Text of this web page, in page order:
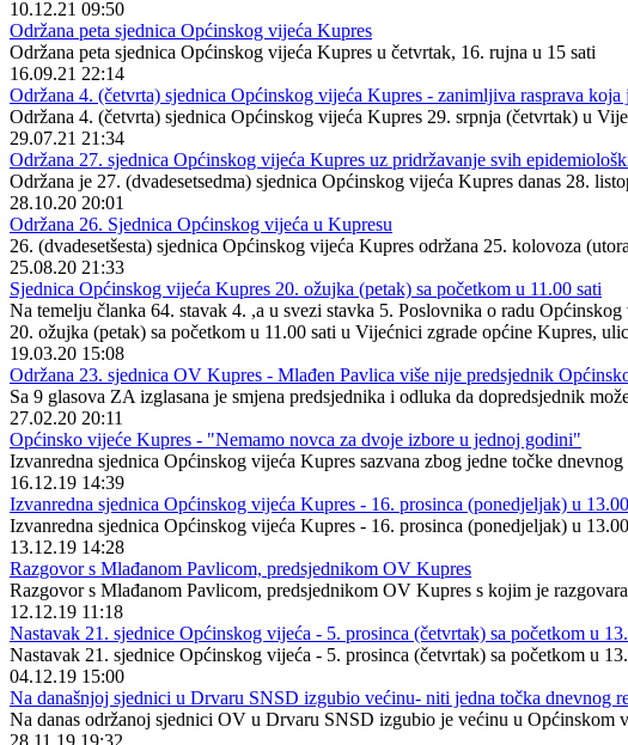
10.12.21 09:50
Održana peta sjednica Općinskog vijeća Kupres
Održana peta sjednica Općinskog vijeća Kupres u četvrtak, 16. rujna u 15 sati
16.09.21 22:14
Održana 4. (četvrta) sjednica Općinskog vijeća Kupres - zanimljiva rasprava
Održana 4. (četvrta) sjednica Općinskog vijeća Kupres 29. srpnja (četvrtak) u
29.07.21 21:34
Održana 27. sjednica Općinskog vijeća Kupres uz pridržavanje svih
Održana je 27. (dvadesetsedma) sjednica Općinskog vijeća Kupres danas 28.
28.10.20 20:01
Održana 26. Sjednica Općinskog vijeća u Kupresu
26. (dvadesetšesta) sjednica Općinskog vijeća Kupres održana 25. kolovoza
25.08.20 21:33
Sjednica Općinskog vijeća Kupres 20. ožujka (petak) sa početkom u 11.00 sati
Na temelju članka 64. stavak 4. ,a u svezi stavka 5. Poslovnika o radu
20. ožujka (petak) sa početkom u 11.00 sati u Vijećnici zgrade općine Kupres,
19.03.20 15:08
Održana 23. sjednica OV Kupres - Mlađen Pavlica više nije predsjednik
Sa 9 glasova ZA izglasana je smjena predsjednika i odluka da dopredsjednik
27.02.20 20:11
Općinsko vijeće Kupres - "Nemamo novca za dvoje izbore u jednoj godini"
Izvanredna sjednica Općinskog vijeća Kupres sazvana zbog jedne točke
16.12.19 14:39
Izvanredna sjednica Općinskog vijeća Kupres - 16. prosinca (ponedjeljak) u
Izvanredna sjednica Općinskog vijeća Kupres - 16. prosinca (ponedjeljak) u
13.12.19 14:28
Razgovor s Mlađanom Pavlicom, predsjednikom OV Kupres
Razgovor s Mlađanom Pavlicom, predsjednikom OV Kupres s kojim je
12.12.19 11:18
Nastavak 21. sjednice Općinskog vijeća - 5. prosinca (četvrtak) sa početkom u
Nastavak 21. sjednice Općinskog vijeća - 5. prosinca (četvrtak) sa početkom u
04.12.19 15:00
Na današnjoj sjednici u Drvaru SNSD izgubio većinu- niti jedna točka dnevnog
Na danas održanoj sjednici OV u Drvaru SNSD izgubio je većinu u Općinskom
28.11.19 19:32